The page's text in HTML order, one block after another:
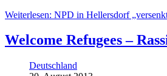
Weiterlesen: NPD in Hellersdorf
Welcome Refugees –
Deutschland